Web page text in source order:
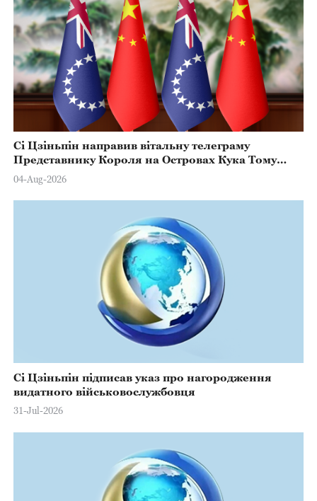
Сі Цзіньпін направив вітальну телеграму
Представнику Короля на Островах Кука Тому
Марстерсу з нагоди Дня Конституції
04-Aug-2026
Сі Цзіньпін підписав указ про нагородження
видатного військовослужбовця
31-Jul-2026